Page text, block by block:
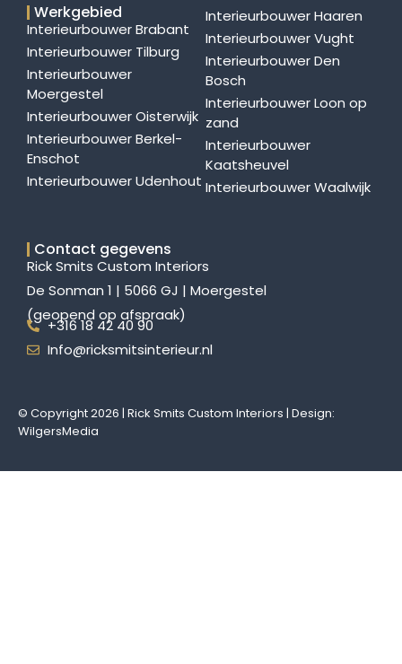
Werkgebied
Interieurbouwer Brabant
Interieurbouwer Tilburg
Interieurbouwer
Moergestel
Interieurbouwer Oisterwijk
Interieurbouwer Berkel-
Enschot
Interieurbouwer Udenhout
Interieurbouwer Haaren
Interieurbouwer Vught
Interieurbouwer Den
Bosch
Interieurbouwer Loon op
zand
Interieurbouwer
Kaatsheuvel
Interieurbouwer Waalwijk
Contact gegevens
Rick Smits Custom Interiors
De Sonman 1 | 5066 GJ | Moergestel
(geopend op afspraak)
+316 18 42 40 90
Info@ricksmitsinterieur.nl
© Copyright 2026 | Rick Smits Custom Interiors | Design:
WilgersMedia